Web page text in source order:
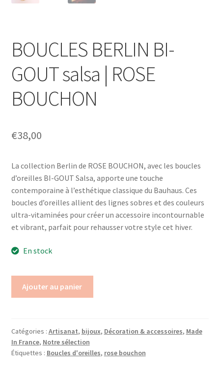
BOUCLES BERLIN BI-
GOUT salsa | ROSE
BOUCHON
€38,00
La collection Berlin de ROSE BOUCHON, avec les boucles
d’oreilles BI-GOUT Salsa, apporte une touche
contemporaine à l’esthétique classique du Bauhaus. Ces
boucles d’oreilles allient des lignes sobres et des couleurs
ultra-vitaminées pour créer un accessoire incontournable
et vibrant, parfait pour rehausser votre style cet hiver.
En stock
Ajouter au panier
Catégories : Artisanat, bijoux, Décoration & accessoires, Made
In France, Notre sélection
Étiquettes : Boucles d'oreilles, rose bouchon